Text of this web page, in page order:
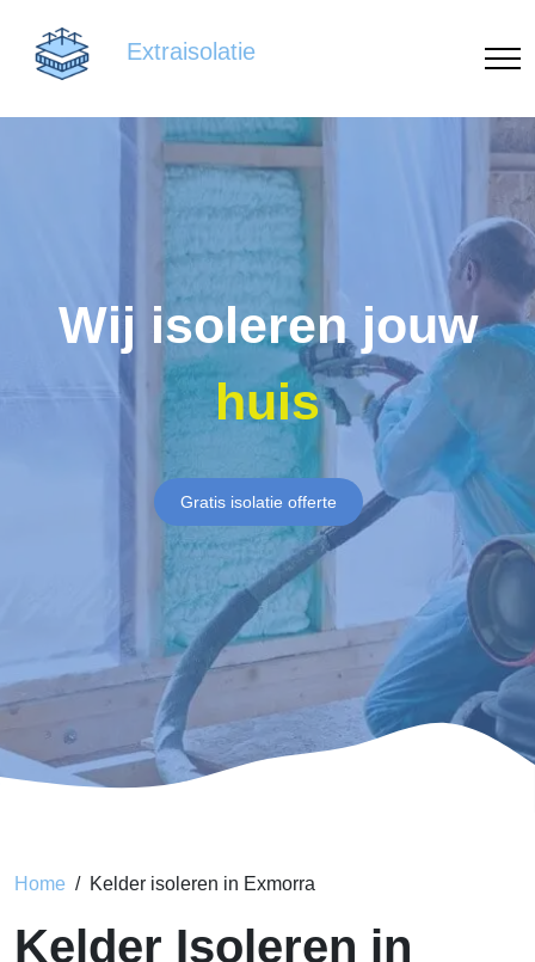
Extraisolatie
Wij isoleren jouw
huis
Gratis isolatie offerte
Home Kelder isoleren in Exmorra
Kelder Isoleren in